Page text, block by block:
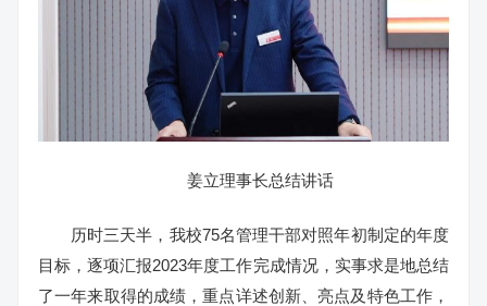
姜立理事长总结讲话
历时三天半，我校75名管理干部对照年初制定的年度
目标，逐项汇报2023年度工作完成情况，实事求是地总结
了一年来取得的成绩，重点详述创新、亮点及特色工作，